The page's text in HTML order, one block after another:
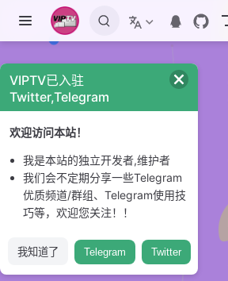
跳至主要內容
VIPTV已入驻
Twitter,Telegram
欢迎访问本站！
我是本站的独立开发者,维护者
我们会不定期分享一些Telegram
优质频道/群组、Telegram使用技
巧等，欢迎您关注！！
我知道了 Telegram Twitter